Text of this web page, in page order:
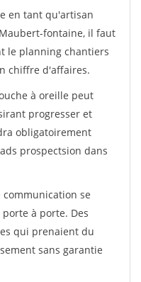
en tant qu'artisan
fontaine, il faut
le planning chantiers
chiffre d'affaires.
à oreille peut
progresser et
obligatoirement
prospectsion dans
se
à porte. Des
qui prenaient du
sans garantie